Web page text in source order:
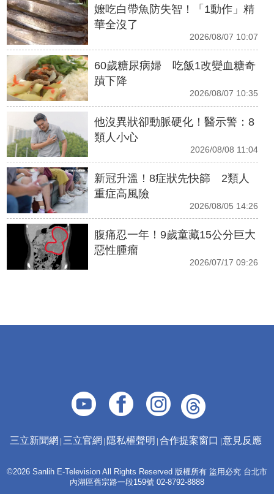
嬤吃白帶魚防失智！「1動作」精
華全沒了
2026/08/07 10:07
60歲糖尿病婦 吃飯1改變血糖奇
蹟下降
2026/08/07 10:35
他沒異狀卻動脈硬化！醫示警：8
類人小心
2026/08/08 11:04
新冠升溫！8症狀先快篩 2類人
重症高風險
2026/08/05 14:26
腹痛忍一年！9歲童藏15公分巨大
惡性腫瘤
2026/07/17 09:26
三立新聞網 三立官網 隱私權聲明 合作提案窗口 意見反應
©2026 Sanlih E-Television All Rights Reserved 版權所有 盜用必究 台北市
內湖區舊宗路一段159號 02-8792-8888